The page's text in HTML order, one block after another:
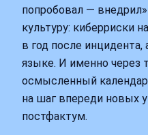
попробовал —
культуру: киберриски
в год после инцидента,
языке. И именно через
осмысленный
на шаг впереди новых
постфактум.